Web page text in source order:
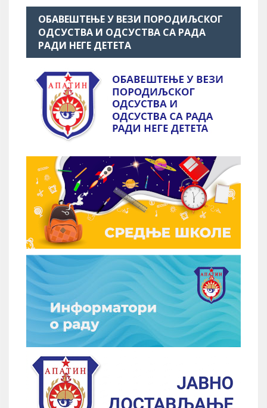
ОБАВЕШТЕЊЕ У ВЕЗИ ПОРОДИЉСКОГ
ОДСУСТВА И ОДСУСТВА СА РАДА
РАДИ НЕГЕ ДЕТЕТА